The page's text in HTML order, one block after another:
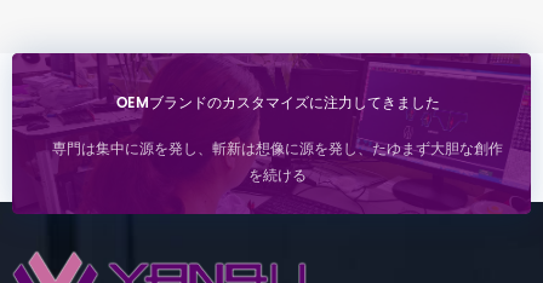
OEMブランドのカスタマイズに注力してきました
専門は集中に源を発し、斬新は想像に源を発し、たゆまず大胆な創作
を続ける